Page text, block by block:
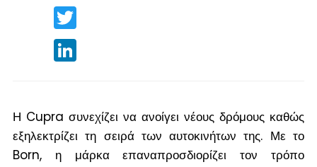
Twitter
LinkedIn
Η Cupra συνεχίζει να ανοίγει νέους δρόμους καθώς
εξηλεκτρίζει τη σειρά των αυτοκινήτων της. Με το
Born, η μάρκα επαναπροσδιορίζει τον τρόπο